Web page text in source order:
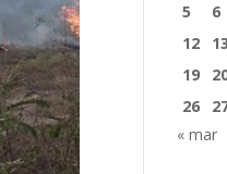
5
6
12
13
19
26
« mar